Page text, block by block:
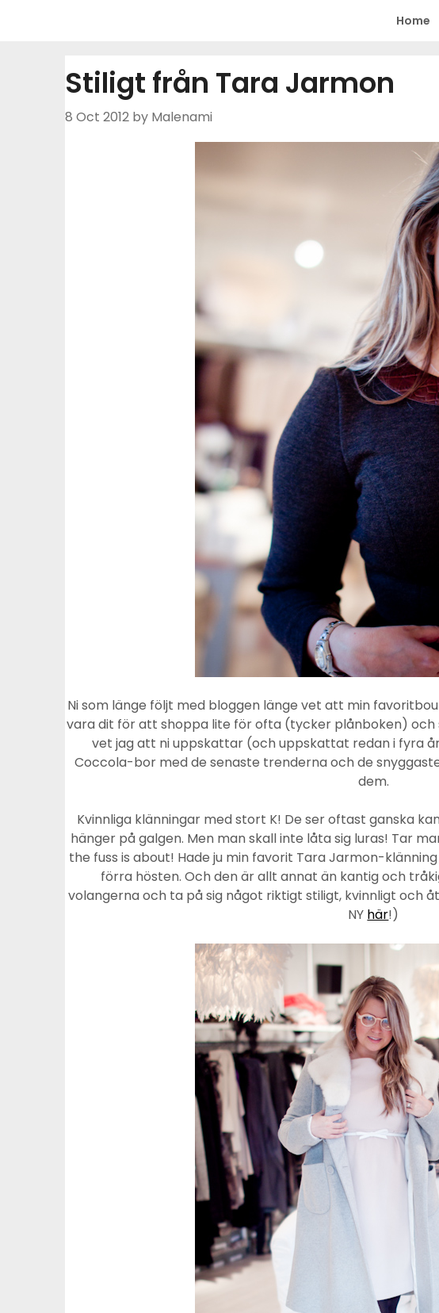
Home
Stiligt från Tara Jarmon
8 Oct 2012 by Malenami
Ni som länge följt med bloggen länge vet att min
vara dit för att shoppa lite för ofta (tycker plånboken) och
vet jag att ni uppskattar (och uppskattat redan i fyra
Coccola-bor med de senaste trenderna och de
dem.
Kvinnliga klänningar med stort K! De ser oftast ganska
hänger på galgen. Men man skall inte låta sig luras! Tar
the fuss is about! Hade ju min favorit Tara Jarmon-
förra hösten. Och den är allt annat än kantig och
volangerna och ta på sig något riktigt stiligt, kvinnligt och
NY här!)